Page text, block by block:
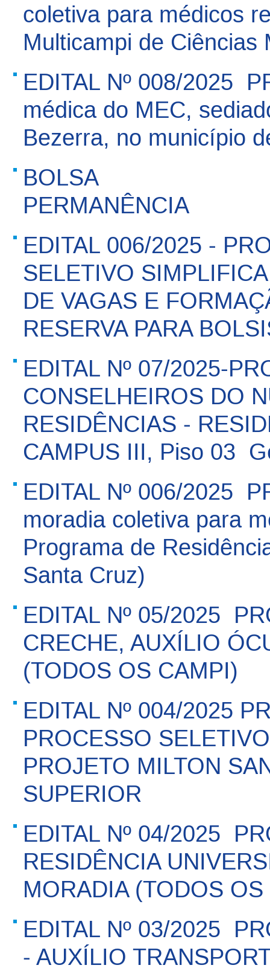
coletiva para médicos
Multicampi de Ciências
EDITAL Nº 008/2025 
médica do MEC,
Bezerra, no município
BOLSA
PERMANÊNCIA
EDITAL 006/2025 -
SELETIVO
DE VAGAS E
RESERVA PARA
EDITAL Nº 07/2025-
CONSELHEIROS DO
RESIDÊNCIAS -
CAMPUS III, Piso 03 
EDITAL Nº 006/2025 
moradia coletiva para
Programa de
Santa Cruz)
EDITAL Nº 05/2025 
CRECHE, AUXÍLIO
(TODOS OS CAMPI)
EDITAL Nº 004/2025
PROCESSO
PROJETO MILTON
SUPERIOR
EDITAL Nº 04/2025 
RESIDÊNCIA
MORADIA (TODOS
EDITAL Nº 03/2025 
- AUXÍLIO